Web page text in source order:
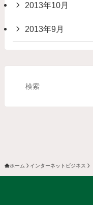
2013年10月
2013年9月
ホーム インターネットビジネス